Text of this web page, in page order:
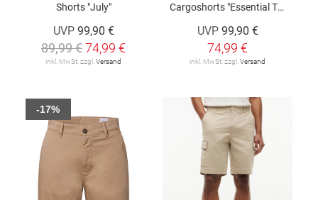
Shorts "July"
UVP 99,90 €
89,99 €74,99 €
inkl. MwSt. zzgl. Versand
Cargoshorts "Essential Twill"
UVP 99,90 €
74,99 €
inkl. MwSt. zzgl. Versand
-17%